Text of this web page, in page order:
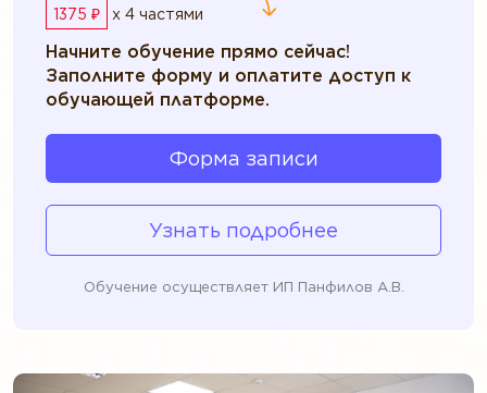
1375 ₽ x 4 частями
Начните обучение прямо сейчас!
Заполните форму и оплатите доступ к
обучающей платформе.
Форма записи
Узнать подробнее
Обучение осуществляет ИП Панфилов А.В.